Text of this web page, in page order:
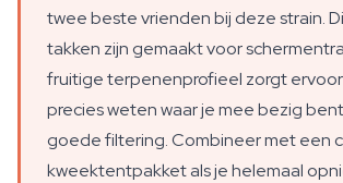
twee beste vrienden bij deze strain.
takken zijn gemaakt voor
fruitige terpenenprofieel zorgt
precies weten waar je mee bezig
goede filtering. Combineer met een
kweektentpakket als je helemaal